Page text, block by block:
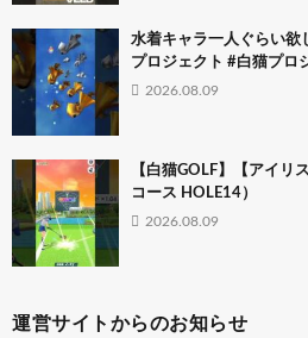
水着キャラ一人ぐらい
プロジェクト #白猫プロ
2026.08.09
【白猫GOLF】【アイリ
コース HOLE14）
2026.08.09
運営サイトからのお知らせ